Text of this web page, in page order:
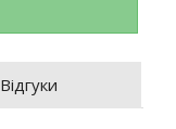
Відгуки